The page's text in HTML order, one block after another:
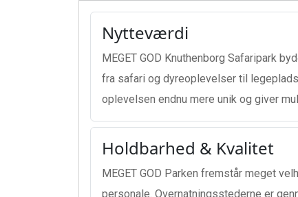
Nytteværdi
MEGET GOD Knuthenborg Safaripark
fra safari og dyreoplevelser til
oplevelsen endnu mere unik og giver
Holdbarhed & Kvalitet
MEGET GOD Parken fremstår meget
personale. Overnatningsstederne er